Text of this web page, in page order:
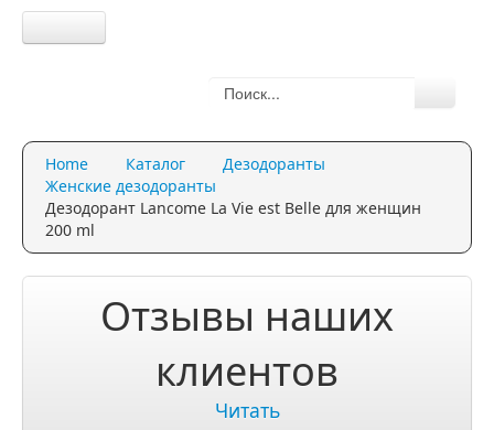
Качество и гарантии
Акции и скидки
Акции и скидки
Доставка и оплата
Доставка и оплата по Москве
Доставка по Санкт-Петербугу
Home Каталог
Дезодоранты
Женские дезодоранты
Дезодорант Lancome La Vie est Belle для женщин
200 ml
Отзывы наших
клиентов
Читать